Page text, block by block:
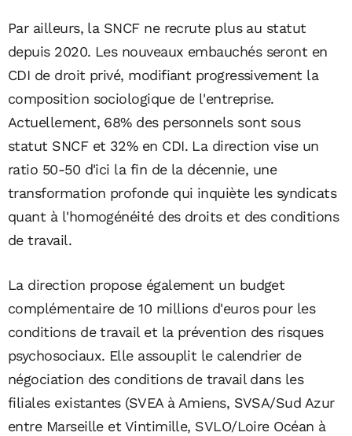
Par ailleurs, la SNCF ne recrute plus au statut
depuis 2020. Les nouveaux embauchés seront en
CDI de droit privé, modifiant progressivement la
composition sociologique de l'entreprise.
Actuellement, 68% des personnels sont sous
statut SNCF et 32% en CDI. La direction vise un
ratio 50-50 d'ici la fin de la décennie, une
transformation profonde qui inquiète les syndicats
quant à l'homogénéité des droits et des conditions
de travail.
La direction propose également un budget
complémentaire de 10 millions d'euros pour les
conditions de travail et la prévention des risques
psychosociaux. Elle assouplit le calendrier de
négociation des conditions de travail dans les
filiales existantes (SVEA à Amiens, SVSA/Sud Azur
entre Marseille et Vintimille, SVLO/Loire Océan à